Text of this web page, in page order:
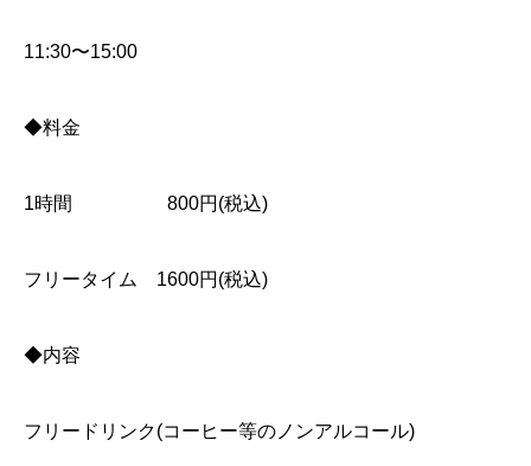
11:30〜15:00
◆料金
1時間 800円(税込)
フリータイム 1600円(税込)
◆内容
フリードリンク(コーヒー等のノンアルコール)